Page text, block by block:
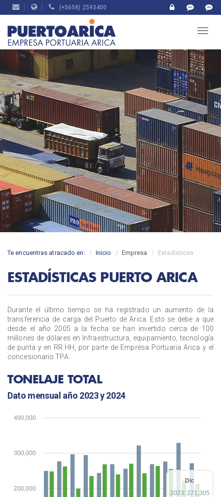
(+5658) 2593400
Te encuentras atracado en: Inicio Empresa Estadísticas
ESTADÍSTICAS PUERTO ARICA
Durante el último tiempo se ha registrado un aumento de la
transferencia de carga del Puerto de Arica. Esto se debe a que
desde el año 2005 a la fecha se han invertido cerca de 100
millones de dólares en Infraestructura, equipamiento, tecnología
de punta y en RR.HH, por parte de Empresa Portuaria Arica y el
concesionario TPA.
TONELAJE TOTAL
Dato mensual año 2023 y 2024
200,000
300,000
400,000
Dic
2023: 271,305